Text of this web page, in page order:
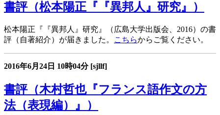
書評（松本陽正『『異邦人』研究』）
松本陽正『『異邦人』研究』（広島大学出版会、2016）の書
評（自著紹介）が届きました。
こちらからご覧ください。
2016年6月24日 10時04分 [sjllf]
書評（木村哲也『フランス語作文の方
法（表現編）』）